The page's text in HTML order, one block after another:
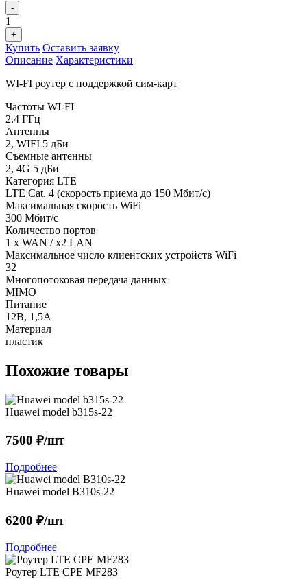
-
1
+
Купить Оставить заявку
Описание Характеристики
WI-FI роутер с поддержкой сим-карт
Частоты WI-FI
2.4 ГГц
Антенны
2, WIFI 5 дБи
Съемные антенны
2, 4G 5 дБи
Категория LTE
LTE Cat. 4 (скорость приема до 150 Мбит/с)
Максимальная скорость WiFi
300 Мбит/с
Количество портов
1 x WAN / х2 LAN
Максимальное число клиентских устройств WiFi
32
Многопотоковая передача данных
MIMO
Питание
12В, 1,5А
Материал
пластик
Похожие товары
Huawei model b315s-22
7500 ₽/шт
Подробнее
Huawei model B310s-22
6200 ₽/шт
Подробнее
Роутер LTE CPE MF283